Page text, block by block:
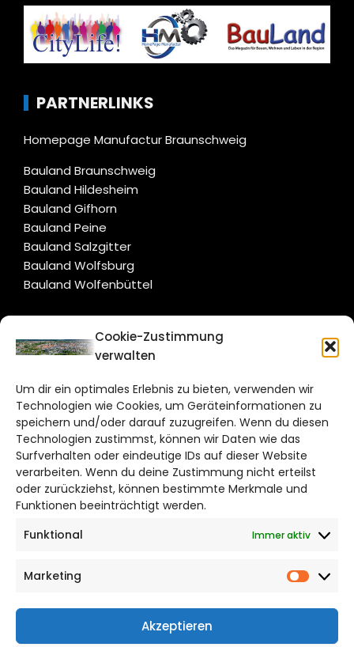
Cookie-Zustimmung
verwalten
Um dir ein optimales Erlebnis zu bieten, verwenden wir
Technologien wie Cookies, um Geräteinformationen zu
speichern und/oder darauf zuzugreifen. Wenn du diesen
Technologien zustimmst, können wir Daten wie das
Surfverhalten oder eindeutige IDs auf dieser Website
verarbeiten. Wenn du deine Zustimmung nicht erteilst
oder zurückziehst, können bestimmte Merkmale und
Funktionen beeinträchtigt werden.
Funktional
Immer aktiv
Marketing
Akzeptieren
PARTNERLINKS
Homepage Manufactur Braunschweig
Bauland Braunschweig
Bauland Hildesheim
Bauland Gifhorn
Bauland Peine
Bauland Salzgitter
Bauland Wolfsburg
Bauland Wolfenbüttel
CITYLIFE!
Bruchtorwall 12
38100 Braunschweig
Telefon: 0531 387220 – 65
DAS STADTMAGAZIN FÜR
BRAUNSCHWEIG
Impressum
Cookie Richtlinie
CITYLIFE! BEI FACEBOOK